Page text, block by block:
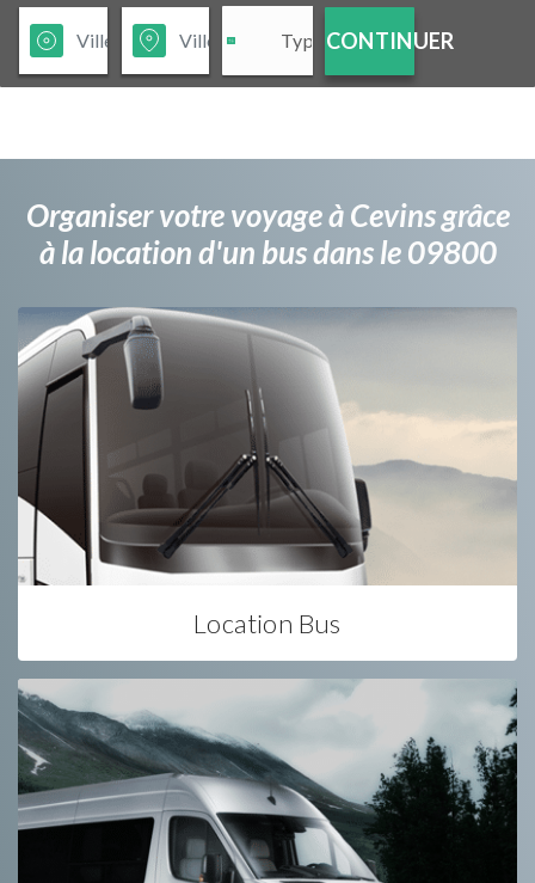
CONTINUER
Organiser votre voyage à Cevins grâce
à la location d'un bus dans le 09800
Location Bus